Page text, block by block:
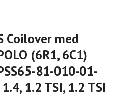
Coilover med
(6R1, 6C1)
81-010-01-
1.2 TSI, 1.2 TSI